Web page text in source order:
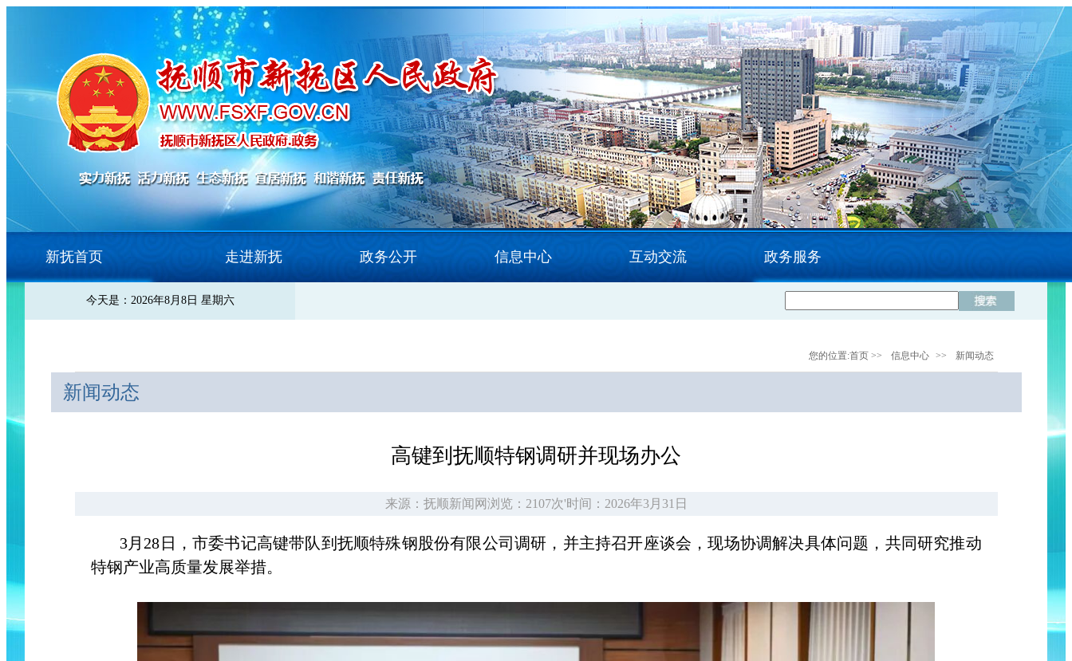
新抚首页 走进新抚 政务公开 信息中心 互动交流 政务服务
今天是：2026年8月8日 星期六
您的位置:首页>> 信息中心 >> 新闻动态
新闻动态
高键到抚顺特钢调研并现场办公
来源：抚顺新闻网浏览：2107次'时间：2026年3月31日
3月28日，市委书记高键带队到抚顺特殊钢股份有限公司调研，并主持召开座谈会，现场协调解决具体问题，共同研究推动
特钢产业高质量发展举措。